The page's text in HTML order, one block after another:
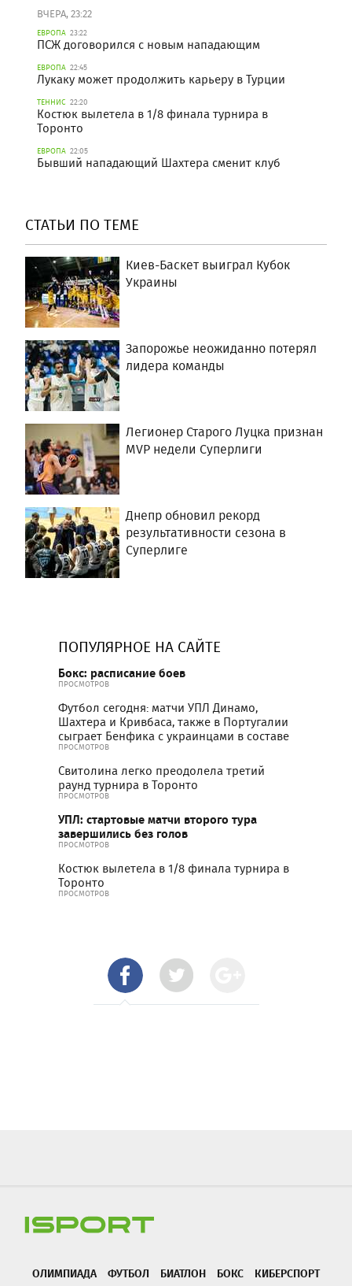
ВЧЕРА, 23:22
ЕВРОПА 23:22
ПСЖ договорился с новым нападающим
ЕВРОПА 22:45
Лукаку может продолжить карьеру в Турции
ТЕННИС 22:20
Костюк вылетела в 1/8 финала турнира в
Торонто
ЕВРОПА 22:05
Бывший нападающий Шахтера сменит клуб
СТАТЬИ ПО ТЕМЕ
Киев-Баскет выиграл Кубок
Украины
Запорожье неожиданно потерял
лидера команды
Легионер Старого Луцка признан
MVP недели Суперлиги
Днепр обновил рекорд
результативности сезона в
Суперлиге
ПОПУЛЯРНОЕ НА САЙТЕ
Бокс: расписание боев
ПРОСМОТРОВ
Футбол сегодня: матчи УПЛ Динамо,
Шахтера и Кривбаса, также в Португалии
сыграет Бенфика с украинцами в составе
ПРОСМОТРОВ
Свитолина легко преодолела третий
раунд турнира в Торонто
ПРОСМОТРОВ
УПЛ: стартовые матчи второго тура
завершились без голов
ПРОСМОТРОВ
Костюк вылетела в 1/8 финала турнира в
Торонто
ПРОСМОТРОВ
ОЛИМПИАДА ФУТБОЛ БИАТЛОН БОКС
КИБЕРСПОРТ